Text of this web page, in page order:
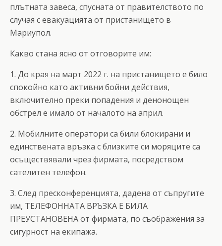
плътната завеса, спусната от правителството по
случая с евакуацията от пристанището в
Мариупол.
Какво стана ясно от отговорите им:
1. До края на март 2022 г. на пристанището е било
спокойно като активни бойни действия,
включително преки попадения и денонощен
обстрел е имало от началото на април.
2. Мобилните оператори са били блокирани и
единствената връзка с близките си моряците са
осъществявали чрез фирмата, посредством
сателитен телефон.
3. След пресконференцията, дадена от съпругите
им, ТЕЛЕФОННАТА ВРЪЗКА Е БИЛА
ПРЕУСТАНОВЕНА от фирмата, по съображения за
сигурност на екипажа.